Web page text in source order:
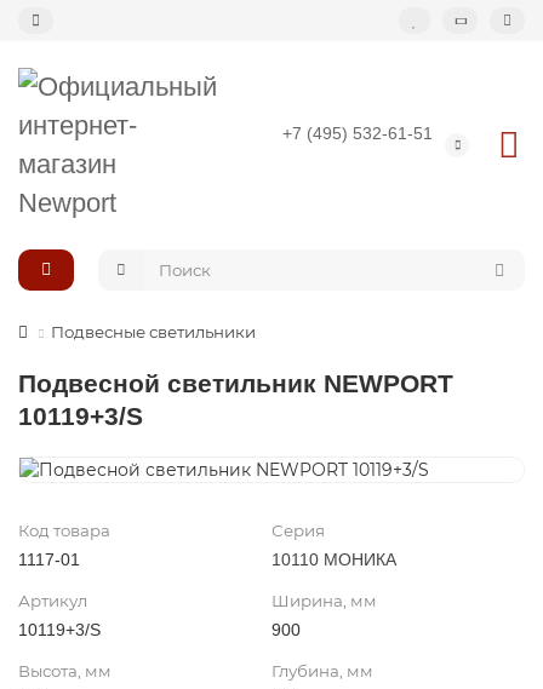
+7 (495) 532-61-51
Назад
Подвесные светильники
Потолочные светильники
Светильник-кольцо
Большие светильники (второй свет)
Композиции светильников
Подвесные светильники
Подвесной светильник NEWPORT
10119+3/S
Код товара
1117-01
Серия
10110 МОНИКА
Артикул
10119+3/S
Ширина, мм
900
Высота, мм
Глубина, мм